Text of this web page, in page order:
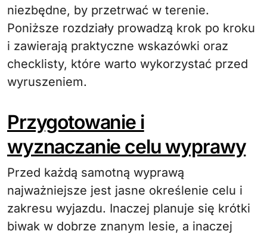
niezbędne, by przetrwać w terenie.
Poniższe rozdziały prowadzą krok po kroku
i zawierają praktyczne wskazówki oraz
checklisty, które warto wykorzystać przed
wyruszeniem.
Przygotowanie i
wyznaczanie celu wyprawy
Przed każdą samotną wyprawą
najważniejsze jest jasne określenie celu i
zakresu wyjazdu. Inaczej planuje się krótki
biwak w dobrze znanym lesie, a inaczej